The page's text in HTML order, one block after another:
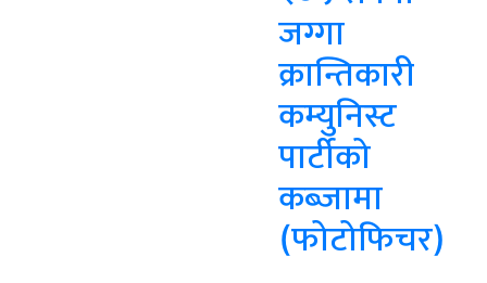
जग्गा
क्रान्तिकारी
कम्युनिस्ट
पार्टीको
कब्जामा
(फोटोफिचर)